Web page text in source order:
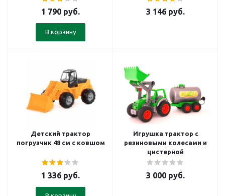
1 790 руб.
В корзину
3 146 руб.
Детский трактор
погрузчик 48 см с ковшом
1 336 руб.
Игрушка трактор с
резиновыми колесами и
цистерной
3 000 руб.